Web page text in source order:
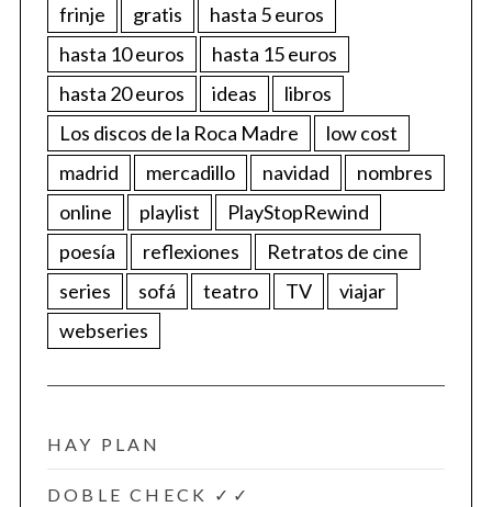
frinje
gratis
hasta 5 euros
hasta 10 euros
hasta 15 euros
hasta 20 euros
ideas
libros
Los discos de la Roca Madre
low cost
madrid
mercadillo navidad
nombres
online
playlist
PlayStopRewind
poesía
reflexiones
Retratos de cine
series
sofá teatro TV
viajar
webseries
HAY PLAN
DOBLE CHECK ✓✓